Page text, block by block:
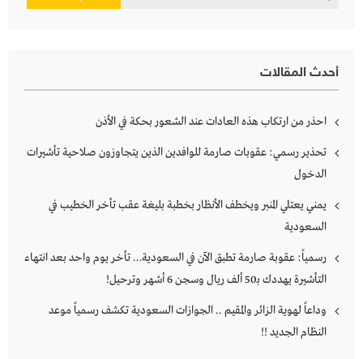
أحدث المقالات
احذر من ارتكاب هذه العادات عند الشعور بحكة في الأذن
تحذير رسمي: عقوبات صارمة للوافدين الذين يتجاوزون صلاحية تأشيرات
الدخول
يمني يعتلي المنبر ويخطف الأنظار بخطبة بليغة عقب تأخر الخطيب في
السعودية
رسمياً: عقوبة صارمة تطبق الآن في السعودية… تأخر يوم واحد بعد انتهاء
التأشيرة يهددك بـ50 ألف ريال وسجن 6 أشهر وترحيل!
وداعاً لهوية الزائر والمقيم .. الجوازات السعودية تكشف رسمياً موعد
النظام الجديد !!